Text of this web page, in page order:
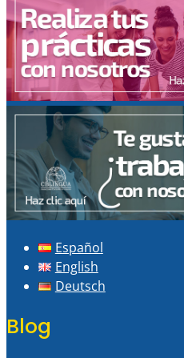
Español
English
Deutsch
Blog